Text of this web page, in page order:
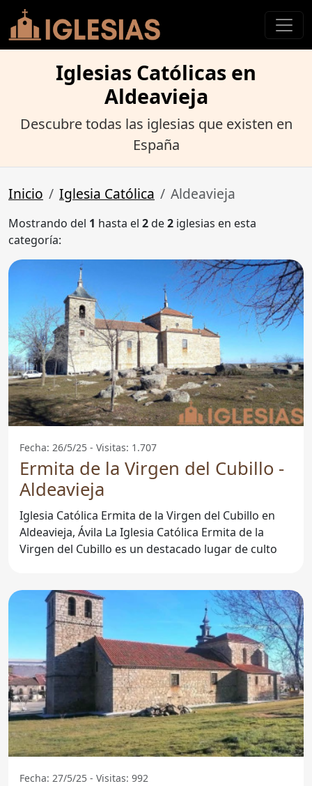
Iglesias Católicas en
Aldeavieja
Descubre todas las iglesias que existen en
España
Inicio Iglesia Católica Aldeavieja
Mostrando del 1 hasta el 2de2 iglesias en esta
categoría:
Fecha: 26/5/25 - Visitas: 1.707
Ermita de la Virgen del Cubillo -
Aldeavieja
Iglesia Católica Ermita de la Virgen del Cubillo en
Aldeavieja, Ávila La Iglesia Católica Ermita de la
Virgen del Cubillo es un destacado lugar de culto
Fecha: 27/5/25 - Visitas: 992